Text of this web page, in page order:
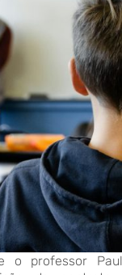
o professor